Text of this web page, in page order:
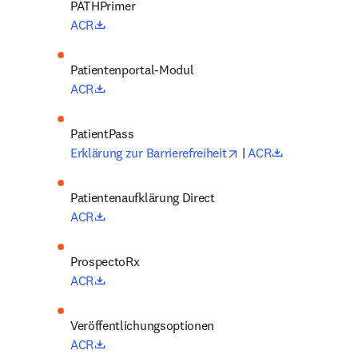
PATHPrimer
ACR
Patientenportal-Modul
ACR
Erklärung zur Barrierefreiheit
opens in new tab/
| ACR
Patientenaufklärung Direct
ACR
ProspectoRx
ACR
Veröffentlichungsoptionen
ACR